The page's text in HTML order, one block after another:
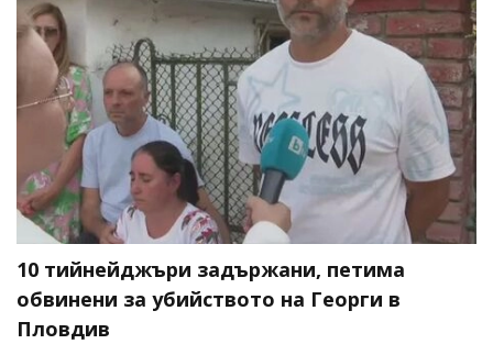
10 тийнейджъри задържани, петима
обвинени за убийството на Георги в
Пловдив